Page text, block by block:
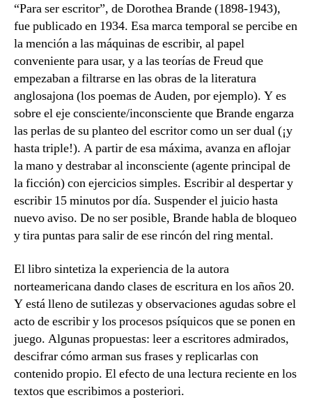
“Para ser escritor”, de Dorothea Brande (1898-1943),
fue publicado en 1934. Esa marca temporal se percibe en
la mención a las máquinas de escribir, al papel
conveniente para usar, y a las teorías de Freud que
empezaban a filtrarse en las obras de la literatura
anglosajona (los poemas de Auden, por ejemplo). Y es
sobre el eje consciente/inconsciente que Brande engarza
las perlas de su planteo del escritor como un ser dual (¡y
hasta triple!). A partir de esa máxima, avanza en aflojar
la mano y destrabar al inconsciente (agente principal de
la ficción) con ejercicios simples. Escribir al despertar y
escribir 15 minutos por día. Suspender el juicio hasta
nuevo aviso. De no ser posible, Brande habla de bloqueo
y tira puntas para salir de ese rincón del ring mental.
El libro sintetiza la experiencia de la autora
norteamericana dando clases de escritura en los años 20.
Y está lleno de sutilezas y observaciones agudas sobre el
acto de escribir y los procesos psíquicos que se ponen en
juego. Algunas propuestas: leer a escritores admirados,
descifrar cómo arman sus frases y replicarlas con
contenido propio. El efecto de una lectura reciente en los
textos que escribimos a posteriori.